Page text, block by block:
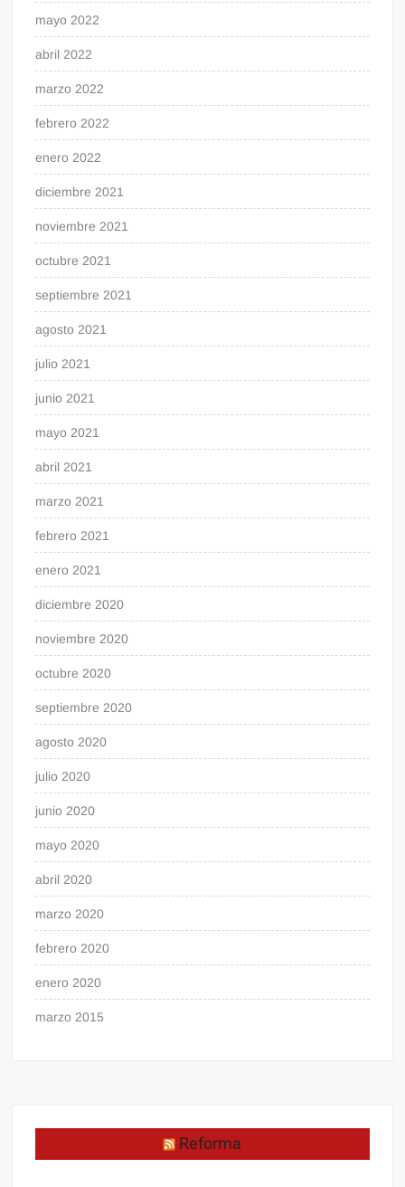
mayo 2022
abril 2022
marzo 2022
febrero 2022
enero 2022
diciembre 2021
noviembre 2021
octubre 2021
septiembre 2021
agosto 2021
julio 2021
junio 2021
mayo 2021
abril 2021
marzo 2021
febrero 2021
enero 2021
diciembre 2020
noviembre 2020
octubre 2020
septiembre 2020
agosto 2020
julio 2020
junio 2020
mayo 2020
abril 2020
marzo 2020
febrero 2020
enero 2020
marzo 2015
Reforma